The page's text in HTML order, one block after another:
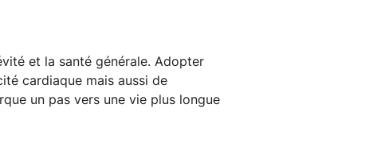
et la santé générale. Adopter
cardiaque mais aussi de
un pas vers une vie plus longue